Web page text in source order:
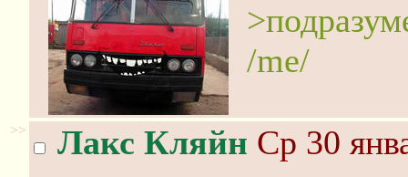
/me/
>> Лакс Кляйн Ср 30